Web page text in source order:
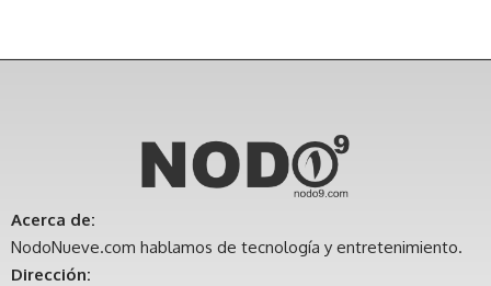
Acerca de:
NodoNueve.com hablamos de tecnología y entretenimiento.
Dirección: